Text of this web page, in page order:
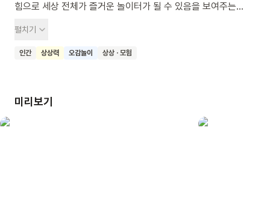
힘으로 세상 전체가 즐거운 놀이터가 될 수 있음을 보여주는
뛰고 즐기는 광활하고 생명력 넘치는 '놀이터 세상'이
펼쳐집니다. 이 책에는 추억의 놀이부터 익스트림 스포츠까지
펼치기
인간 상상력 오감놀이 상상 · 모험
미리보기